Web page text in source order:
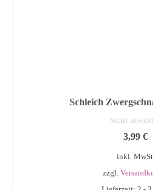
Schleich
NICHT
3,99 €
inkl.
zzgl.